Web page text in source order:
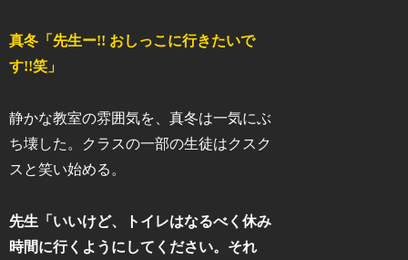
真冬「先生ー!! おしっこに行きたいで
す!!笑」
静かな教室の雰囲気を、真冬は一気にぶ
ち壊した。クラスの一部の生徒はクスク
スと笑い始める。
先生「いいけど、トイレはなるべく休み
時間に行くようにしてください。それ